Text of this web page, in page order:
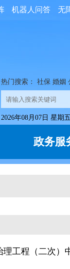
无
机器人问答
热门搜索： 社保 婚姻
2026年08月07日 星期五
政务服
工程（二次）